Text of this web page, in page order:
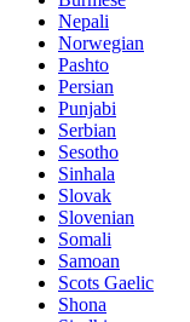
Nepali
Norwegian
Pashto
Persian
Punjabi
Serbian
Sesotho
Sinhala
Slovak
Slovenian
Somali
Samoan
Scots Gaelic
Shona